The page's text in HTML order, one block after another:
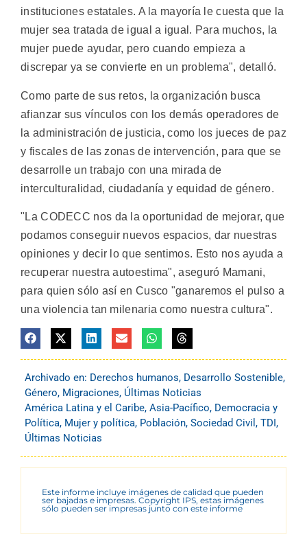
instituciones estatales. A la mayoría le cuesta que la
mujer sea tratada de igual a igual. Para muchos, la
mujer puede ayudar, pero cuando empieza a
discrepar ya se convierte en un problema", detalló.
Como parte de sus retos, la organización busca
afianzar sus vínculos con los demás operadores de
la administración de justicia, como los jueces de paz
y fiscales de las zonas de intervención, para que se
desarrolle un trabajo con una mirada de
interculturalidad, ciudadanía y equidad de género.
"La CODECC nos da la oportunidad de mejorar, que
podamos conseguir nuevos espacios, dar nuestras
opiniones y decir lo que sentimos. Esto nos ayuda a
recuperar nuestra autoestima", aseguró Mamani,
para quien sólo así en Cusco "ganaremos el pulso a
una violencia tan milenaria como nuestra cultura".
Archivado en: Derechos humanos, Desarrollo Sostenible,
Género, Migraciones, Últimas Noticias
América Latina y el Caribe, Asia-Pacífico, Democracia y
Política, Mujer y política, Población, Sociedad Civil , TDI,
Últimas Noticias
Este informe incluye imágenes de calidad que pueden
ser bajadas e impresas. Copyright IPS, estas imágenes
sólo pueden ser impresas junto con este informe